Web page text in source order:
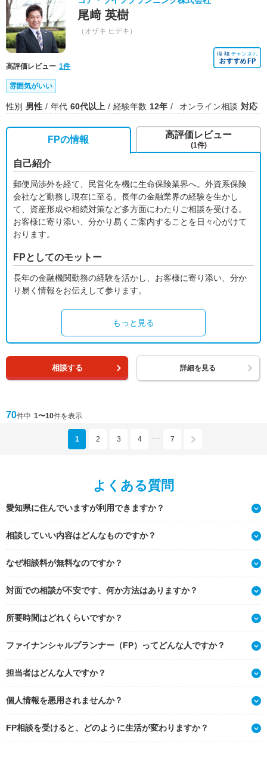
尾﨑 英樹
（オザキ ヒデキ）
高評価レビュー 1件
雰囲気がいい
性別 男性 年代 60代以上 経験年数 12年 オンライン相談 対応
FPの情報
自己紹介
郵便局渉外を経て、民営化を機に生命保険業界へ。外資系保険
会社など勤務し現在に至る。長年の金融業界の経験を生かし
て、資産形成や相続対策など多方面にわたりご相談を受ける。
お客様に寄り添い、分かり易くご案内することを日々心がけて
おります。
FPとしてのモットー
長年の金融機関勤務の経験を活かし、お客様に寄り添い、分か
り易く情報をお伝えして参ります。
もっと見る
高評価レビュー
(1件)
相談する 詳細を見る
70件中 1〜10件を表示
1 2 3 4 ･･･ 7
よくある質問
愛知県に住んでいますが利用できますか？
相談していい内容はどんなものですか？
なぜ相談料が無料なのですか？
対面での相談が不安です、何か方法はありますか？
所要時間はどれくらいですか？
ファイナンシャルプランナー（FP）ってどんな人ですか？
担当者はどんな人ですか？
個人情報を悪用されませんか？
FP相談を受けると、どのように生活が変わりますか？